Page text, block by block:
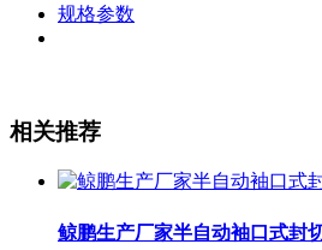
规格参数
相关推荐
鲸鹏生产厂家半自动袖口式封